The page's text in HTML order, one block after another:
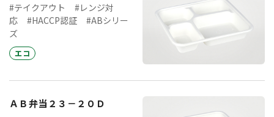
#テイクアウト
#レンジ対
応
#HACCP認証
#ABシリー
ズ
エコ
ＡＢ弁当２３－２０Ｄ